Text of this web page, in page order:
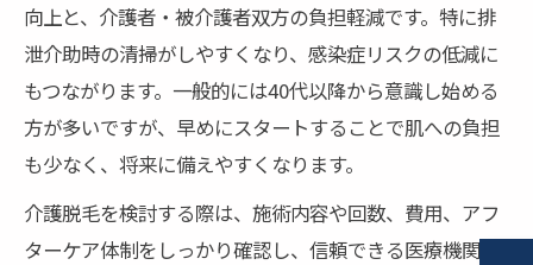
向上と、介護者・被介護者双方の負担軽減です。特に排
泄介助時の清掃がしやすくなり、感染症リスクの低減に
もつながります。一般的には40代以降から意識し始める
方が多いですが、早めにスタートすることで肌への負担
も少なく、将来に備えやすくなります。
介護脱毛を検討する際は、施術内容や回数、費用、アフ
ターケア体制をしっかり確認し、信頼できる医療機関や